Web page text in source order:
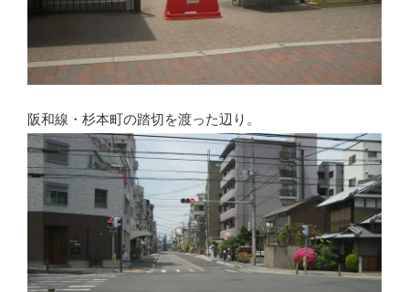
阪和線・杉本町の踏切を渡った辺り。